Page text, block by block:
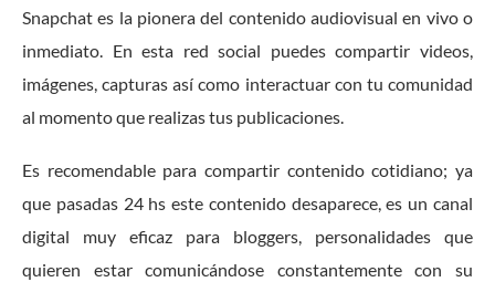
Snapchat es la pionera del contenido audiovisual en vivo o
inmediato. En esta red social puedes compartir videos,
imágenes, capturas así como interactuar con tu comunidad
al momento que realizas tus publicaciones.
Es recomendable para compartir contenido cotidiano; ya
que pasadas 24 hs este contenido desaparece, es un canal
digital muy eficaz para bloggers, personalidades que
quieren estar comunicándose constantemente con su